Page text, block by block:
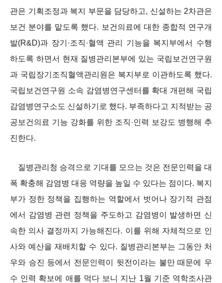
관은 기획조정과 복지 부문을 담당하고, 신설하는 2차관은
보건 분야를 맡도록 했다. 보건의료에 대한 종합적 연구개
발(R&D)과 장기·조직·혈액 관리 기능을 복지부에서 수행
하도록 하면서 현재 질병관리본부에 있는 국립보건연구원
과 국립장기조직혈액관리원은 복지부로 이관하도록 했다.
국립보건연구원 소속 감염병연구센터를 확대 개편해 국립
감염병연구소도 신설하기로 했다. 부족하다고 지적받는 공
공보건의료 기능 강화를 위한 조직·인력 보강도 병행해 추
진한다.
질병관리청 승격으로 기대를 모으는 것은 전문인력을 대
폭 확충해 감염병 대응 역량을 높일 수 있다는 점이다. 복지
부가 정한 정책을 집행하는 역할에서 벗어나 장기적 관점
에서 감염병 관련 정책을 주도하고 감염병이 발생하면 신
속한 의사 결정까지 가능해진다. 이를 위해 자체적으로 인
사와 예산을 재배치할 수 있다. 질병관리본부는 그동안 처
우와 승진 등에서 전문인력이 뒷전이라는 불만 때문에 우
수 인력 확보에 애를 먹다 보니 지난 1월 기준 역학조사관